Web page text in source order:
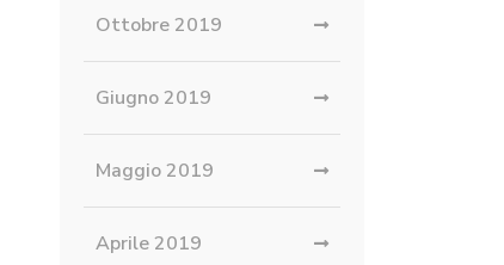
Ottobre 2019
Giugno 2019
Maggio 2019
Aprile 2019